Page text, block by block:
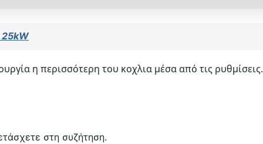
η περισσότερη του κοχλια μέσα από τις ρυθμίσεις.
στη συζήτηση.